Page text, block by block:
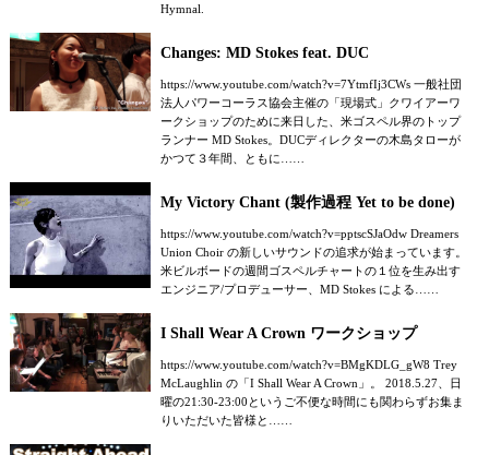
Hymnal.
Changes: MD Stokes feat. DUC
https://www.youtube.com/watch?v=7YtmfIj3CWs 一般社団
法人パワーコーラス協会主催の「現場式」クワイアーワ
ークショップのために来日した、米ゴスペル界のトップ
ランナー MD Stokes。DUCディレクターの木島タローが
かつて３年間、ともに……
My Victory Chant (製作過程 Yet to be done)
https://www.youtube.com/watch?v=pptscSJaOdw Dreamers
Union Choir の新しいサウンドの追求が始まっています。
米ビルボードの週間ゴスペルチャートの１位を生み出す
エンジニア/プロデューサー、MD Stokes による……
I Shall Wear A Crown ワークショップ
https://www.youtube.com/watch?v=BMgKDLG_gW8 Trey
McLaughlin の「I Shall Wear A Crown」。 2018.5.27、日
曜の21:30-23:00というご不便な時間にも関わらずお集ま
りいただいた皆様と……